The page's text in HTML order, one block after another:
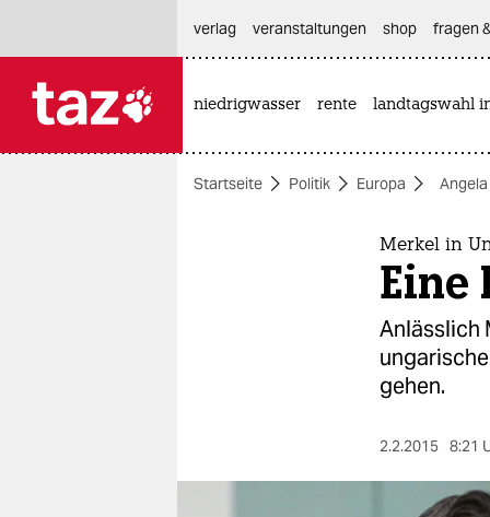
themen
verlag
veranstaltungen shop fragen
niedrigwasser rente landtagswahl
Startseite Politik Europa
Merkel in
Eine
Anlässlich
gehen.
2.2.2015 8:21